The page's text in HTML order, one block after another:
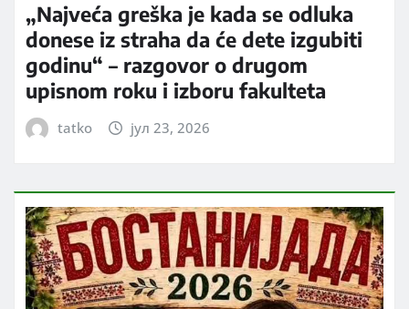
„Najveća greška je kada se odluka
donese iz straha da će dete izgubiti
godinu“ – razgovor o drugom
upisnom roku i izboru fakulteta
tatko јул 23, 2026